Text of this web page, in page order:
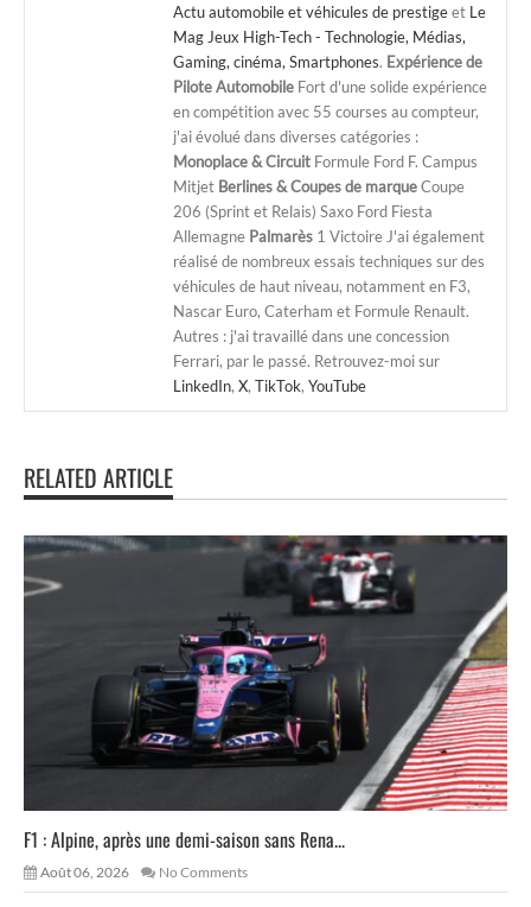
Actu automobile et véhicules de prestigeet Le
Mag Jeux High-Tech - Technologie, Médias,
Gaming, cinéma, Smartphones. Expérience de
Pilote Automobile Fort d'une solide expérience
en compétition avec 55 courses au compteur,
j'ai évolué dans diverses catégories :
Monoplace & Circuit Formule Ford F. Campus
Mitjet Berlines & Coupes de marqueCoupe
206 (Sprint et Relais) Saxo Ford Fiesta
Allemagne Palmarès 1 Victoire J'ai également
réalisé de nombreux essais techniques sur des
véhicules de haut niveau, notamment en F3,
Nascar Euro, Caterham et Formule Renault.
Autres : j'ai travaillé dans une concession
Ferrari, par le passé. Retrouvez-moi sur
LinkedIn, X, TikTok, YouTube
RELATED ARTICLE
F1 : Alpine, après une demi-saison sans Rena...
Août 06, 2026 No Comments